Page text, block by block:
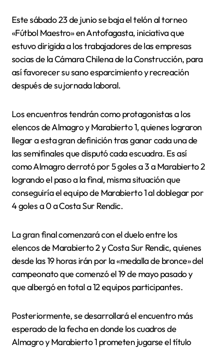
Este sábado 23 de junio se baja el telón al torneo
«Fútbol Maestro» en Antofagasta, iniciativa que
estuvo dirigida a los trabajadores de las empresas
socias de la Cámara Chilena de la Construcción, para
así favorecer su sano esparcimiento y recreación
después de su jornada laboral.
Los encuentros tendrán como protagonistas a los
elencos de Almagro y Marabierto 1, quienes lograron
llegar a esta gran definición tras ganar cada una de
las semifinales que disputó cada escuadra. Es así
como Almagro derrotó por 5 goles a 3 a Marabierto 2
logrando el paso a la final, misma situación que
conseguiría el equipo de Marabierto 1 al doblegar por
4 goles a 0 a Costa Sur Rendic.
La gran final comenzará con el duelo entre los
elencos de Marabierto 2 y Costa Sur Rendic, quienes
desde las 19 horas irán por la «medalla de bronce» del
campeonato que comenzó el 19 de mayo pasado y
que albergó en total a 12 equipos participantes.
Posteriormente, se desarrollará el encuentro más
esperado de la fecha en donde los cuadros de
Almagro y Marabierto 1 prometen jugarse el título